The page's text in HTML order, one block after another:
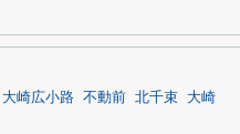
大崎広小路 不動前 北千束
大崎